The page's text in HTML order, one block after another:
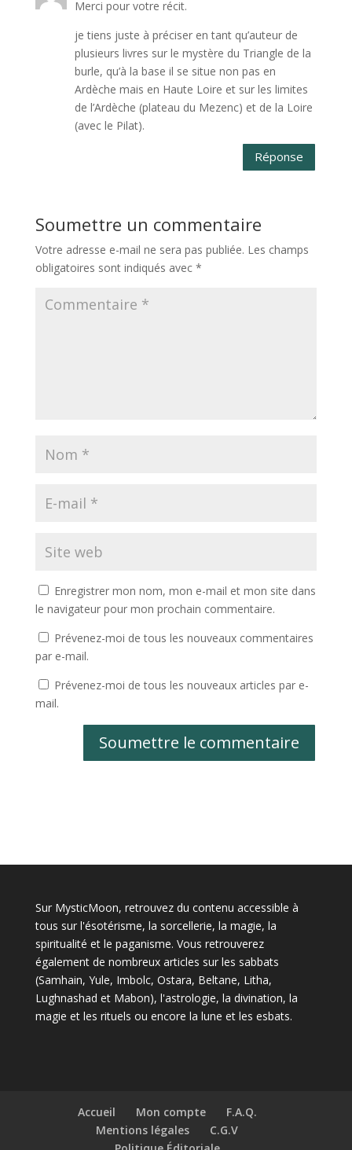
Merci pour votre récit.
je tiens juste à préciser en tant qu’auteur de
plusieurs livres sur le mystère du Triangle de la
burle, qu’à la base il se situe non pas en
Ardèche mais en Haute Loire et sur les limites
de l’Ardèche (plateau du Mezenc) et de la Loire
(avec le Pilat).
Réponse
Soumettre un commentaire
Votre adresse e-mail ne sera pas publiée. Les champs
obligatoires sont indiqués avec *
Enregistrer mon nom, mon e-mail et mon site dans
le navigateur pour mon prochain commentaire.
Prévenez-moi de tous les nouveaux commentaires
par e-mail.
Prévenez-moi de tous les nouveaux articles par e-
mail.
Soumettre le commentaire
Sur MysticMoon, retrouvez du contenu accessible à
tous sur l'ésotérisme, la sorcellerie, la magie, la
spiritualité et le paganisme. Vous retrouverez
également de nombreux articles sur les sabbats
(Samhain, Yule, Imbolc, Ostara, Beltane, Litha,
Lughnashad et Mabon), l'astrologie, la divination, la
magie et les rituels ou encore la lune et les esbats.
Accueil Mon compte
F.A.Q.
Mentions légales
C.G.V